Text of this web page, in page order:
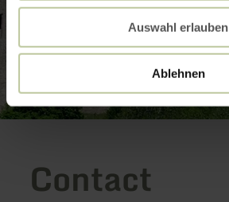
Auswahl erlauben
Ablehnen
Contact